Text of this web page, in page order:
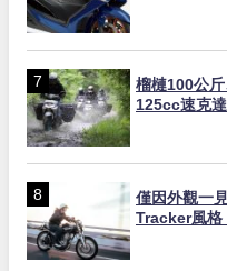
榴槤100公
125cc速克
僅因外觀一
Tracker風格